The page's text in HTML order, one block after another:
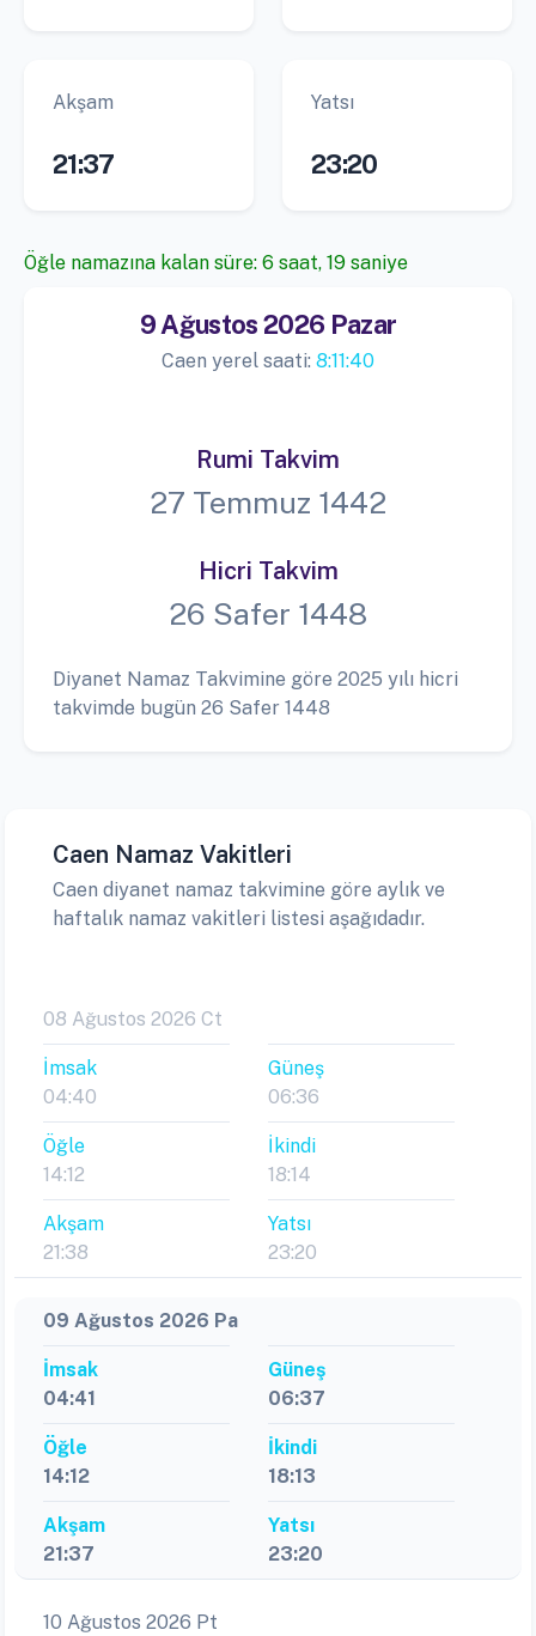
Akşam
21:37
Yatsı
23:20
Öğle namazına kalan süre: 6 saat, 18 saniye
9 Ağustos 2026 Pazar
Caen yerel saati:8:11:41
Rumi Takvim
27 Temmuz 1442
Hicri Takvim
26 Safer 1448
Diyanet Namaz Takvimine göre 2025 yılı hicri
takvimde bugün 26 Safer 1448
Caen Namaz Vakitleri
Caen diyanet namaz takvimine göre aylık ve
haftalık namaz vakitleri listesi aşağıdadır.
08 Ağustos 2026 Ct
İmsak
04:40
Güneş
06:36
Öğle
14:12
İkindi
18:14
Akşam
21:38
Yatsı
23:20
09 Ağustos 2026 Pa
İmsak
04:41
Güneş
06:37
Öğle
14:12
İkindi
18:13
Akşam
21:37
Yatsı
23:20
10 Ağustos 2026 Pt